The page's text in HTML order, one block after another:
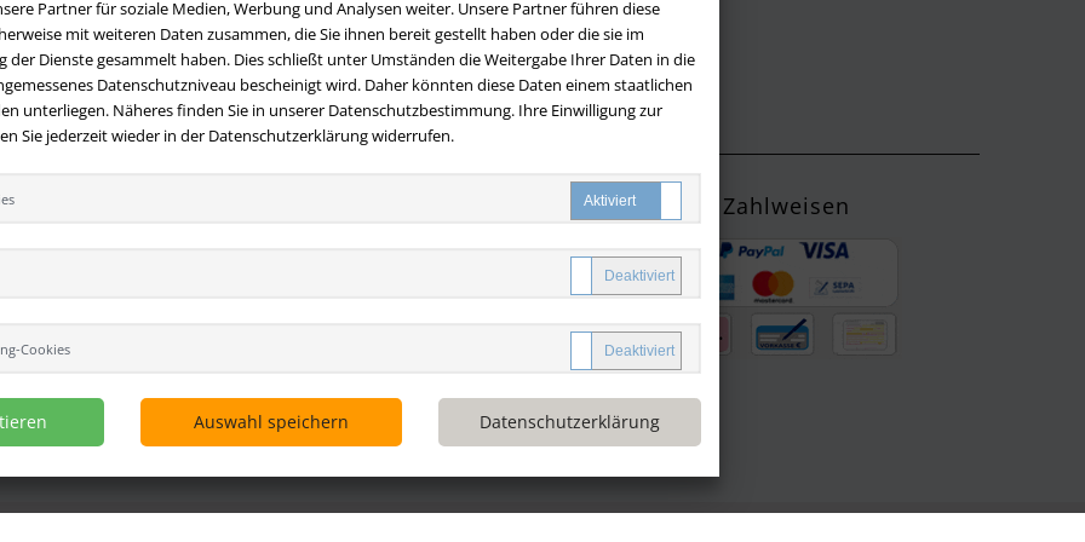
Partner für soziale Medien, Werbung und Analysen weiter. Unsere Partner führen diese
mit weiteren Daten zusammen, die Sie ihnen bereit gestellt haben oder die sie im
der Dienste gesammelt haben. Dies schließt unter Umständen die Weitergabe Ihrer Daten in die
Datenschutzniveau bescheinigt wird. Daher könnten diese Daten einem staatlichen
unterliegen. Näheres finden Sie in unserer Datenschutzbestimmung. Ihre Einwilligung zur
Sie jederzeit wieder in der Datenschutzerklärung widerrufen.
Cookies
LOS
Fragen.
(0)9209 20 23 188
Viele Zahlungsmethoden wie PayPal oder
Zahlweisen